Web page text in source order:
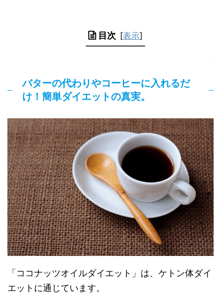
目次 [表示]
バターの代わりやコーヒーに入れるだ
け！簡単ダイエットの真実。
「ココナッツオイルダイエット」は、ケトン体ダイ
エットに通じています。